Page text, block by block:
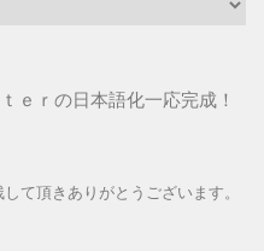
ｅｒの日本語化一応完成！
て頂きありがとうございます。